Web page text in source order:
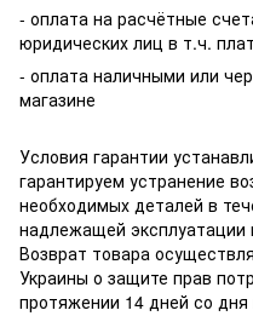
- оплата на расчётные
юридических лиц в т.ч.
- оплата наличными или
магазине
Условия гарантии
гарантируем устранение
необходимых деталей в
надлежащей эксплуатации
Возврат товара
Украины о защите прав
протяжении 14 дней со дня